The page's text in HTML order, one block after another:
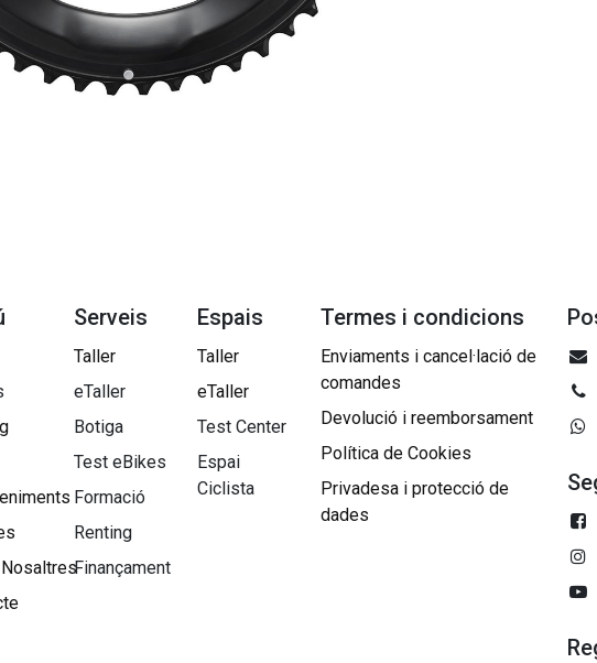
Serveis
Taller
eTaller
Botiga
Test eBikes
Formació
Renting
Finançament
Espais
Taller
eTaller
Test Center
Espai
Ciclista
Termes i condicions
Enviaments i cancel·lació de
comandes
Devolució i reemborsament
Política de Cookies
Privadesa i protecció de
dades